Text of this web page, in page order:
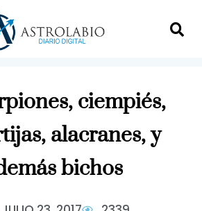
ciempiés,
alacranes, y
bichos